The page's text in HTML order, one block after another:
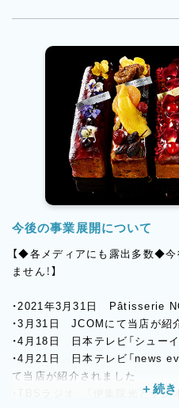
す。
【Boulangerie NOLI et NORに
浜松町駅から徒歩3分に位置す
NOLI et NORI」の世界観を受け
材にこだわったパンを、丁寧な
多くのお客様にご好評をいただ
業績好調により、こちらの店舗
ここでは商品開発や新メニュー
とどまらず幅広い業務に携わる
長を目指す環境です。
将来的には、店舗運営やイベン
ャーとしてスタッフ育成などに
お店の詳細はInstagramを是非ご
パティスリー:https://
ブーランジェリ
ー:https://
今後の事業展開について
【◆各メディアにも露出多数◆
ません！】
・2021年3月31日 Pâtisserie
・3月31日 JCOMにて当店が紹
・4月18日 日本テレビ「シュー
・4月21日 日本テレビ「news
て当店が紹介されました
・TBSラジオ 「伊集院光とラジ